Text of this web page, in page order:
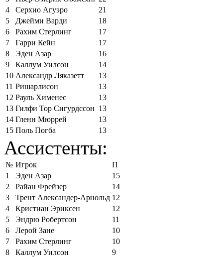
4
Серхио Агуэро
21
5
Джейми Варди
18
6
Рахим Стерлинг
17
7
Гарри Кейн
17
8
Эден Азар
16
9
Каллум Уилсон
14
10 Александр Ляказетт
13
11 Ришарлисон
13
12 Рауль Хименес
13
13 Гилфи Тор Сигурдссон 13
14 Гленн Мюррей
13
15 Поль Погба 13
Ассистенты:
№ Игрок
П
1
Эден Азар
15
2
Райан Фрейзер
14
3
Трент Александер-Арнольд 12
4
Кристиан Эриксен
12
5
Эндрю Робертсон
11
6
Лерой Зане
10
7
Рахим Стерлинг
10
8
Каллум Уилсон
9